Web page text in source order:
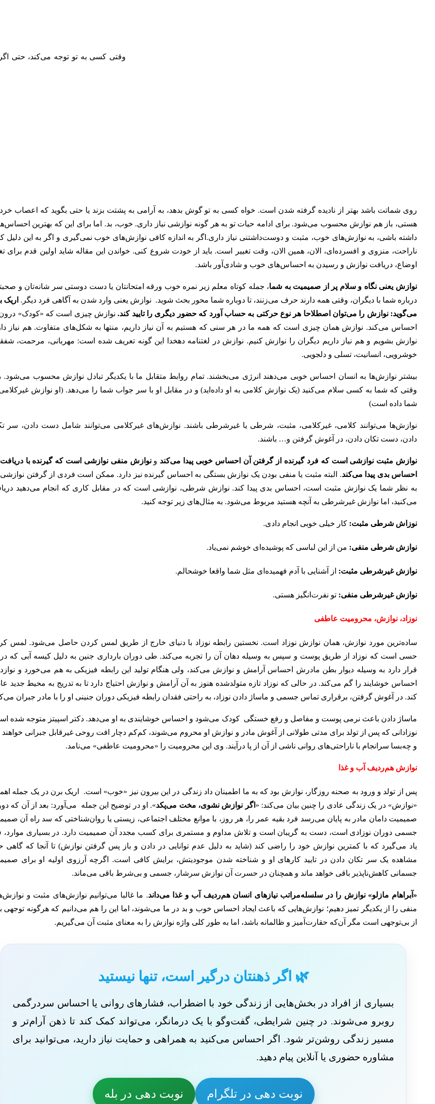
وقتی کسی به تو توجه می‌کند، حتی اگر
روی شماتت باشد بهتر از نادیده گرفته شدن است. خواه کسی به تو گوش بدهد، به آرامی به پشتت بزند یا حتی بگوید که اعصاب
هستی، باز هم نوازش محسوب می‌شود. برای ادامه حیات تو به هر گونه نوازشی نیاز داری. خوب، بد. اما برای این که بهترین احساس‌ها
داشته باشی، به نوازش‌های خوب، مثبت و دوست‌داشتنی نیاز داری.اگر به اندازه کافی نوازش‌های خوب نمی‌گیری و اگر به این دلیل
ناراحت، منزوی و افسرده‌ای، الان، همین الان، وقت تغییر است. باید از خودت شروع کنی. خواندن این مقاله شاید اولین قدم برای
اوضاع، دریافت نوازش و رسیدن به احساس‌های خوب و شادی‌آور باشد.
نوازش یعنی نگاه و سلام پر از صمیمیت به شما، جمله کوتاه معلم زیر نمره خوب ورقه امتحانتان یا دست دوستی سر شانه‌تان و
درباره شما با دیگران، وقتی همه دارند حرف می‌زنند، تا دوباره شما محور بحث شوید. نوازش یعنی وارد شدن به آگاهی‌ فرد دیگر. اریک
می‌گوید: نوازش را می‌توان اصطلاحا هر نوع حرکتی به حساب آورد که حضور دیگری را تایید کند.نوازش چیزی است که «کودک»
احساس می‌کند. نوازش همان چیزی است که همه ما در هر سنی که هستیم به آن نیاز داریم، منتها به شکل‌های متفاوت. هم نیاز
نوازش بشویم و هم نیاز داریم دیگران را نوازش کنیم. نوازش در لغتنامه دهخدا این گونه تعریف شده است: مهربانی، مرحمت،
خوشرویی، انسانیت، تسلی و دلجویی.
بیشتر نوازش‌ها به انسان احساس خوبی می‌دهند انرژی می‌بخشند. تمام روابط متقابل ما با یکدیگر تبادل نوازش محسوب می‌شود.
وقتی که شما به کسی سلام می‌کنید (یک نوازش کلامی به او داده‌اید)‌ و در مقابل او با سر جواب شما را می‌دهد. (او نوازش
شما داده است)‌
نوازش‌ها می‌توانند کلامی، غیرکلامی، مثبت، شرطی یا غیرشرطی باشند. نوازش‌های غیرکلامی می‌توانند شامل دست دادن، سر
دادن، دست تکان دادن، در آغوش گرفتن و… باشند.
نوازش مثبت نوازشی است که فرد گیرنده از گرفتن آن احساس خوبی پیدا می‌کند ونوازش منفی نوازشی است که گیرنده با
احساس بدی پیدا می‌کند. البته مثبت یا منفی بودن یک نوازش بستگی به احساس گیرنده نیز دارد. ممکن است فردی از گرفتن
به نظر شما یک نوازش مثبت است، احساس بدی پیدا کند. نوازش شرطی، نوازشی است که در مقابل کاری که انجام می‌دهید
می‌کنید، اما نوازش غیرشرطی به آنچه هستید مربوط می‌شود. به مثال‌های زیر توجه کنید.
نوزاش شرطی مثبت: کار خیلی خوبی انجام دادی.
نوازش شرطی منفی: من از این لباسی که پوشیده‌ای خوشم نمی‌یاد.
نوازش غیرشرطی مثبت: از آشنایی با آدم فهمیده‌ای مثل شما واقعا خوشحالم.
نوازش غیرشرطی منفی: تو نفرت‌انگیز هستی.
نوزاد، نوازش، محرومیت عاطفی‌
ساده‌ترین مورد نوازش، همان نوازش نوزاد است. نخستین رابطه نوزاد با دنیای خارج از طریق لمس کردن حاصل می‌شود. لمس
حسی است که نوزاد از طریق پوست و سپس به وسیله دهان آن را تجربه می‌کند. طی دوران بارداری جنین به دلیل کیسه آبی که
قرار دارد به وسیله دیوار بطن مادرش احساس آرامش و نوازش می‌کند، ولی هنگام تولید این رابطه فیزیکی به هم می‌خورد و
احساس خوشایند را گم می‌کند. در حالی که نوزاد تازه متولدشده هنوز به آن آرامش و نوازش احتیاج دارد تا به تدریج به محیط جدید
کند. در آغوش گرفتن، برقراری تماس جسمی و ماساژ دادن نوزاد، به راحتی فقدان رابطه فیزیکی دوران جنینی او را با مادر جبران
ماساژ دادن باعث نرمی پوست و مفاصل و رفع خستگی کودک می‌شود و احساس خوشایندی به او می‌دهد. دکتر اسپیتز‌ متوجه شده
نوزادانی که پس از تولد برای مدتی طولانی از آغوش مادر و نوازش او محروم می‌شوند، کم‌کم دچار افت روحی غیرقابل جبرانی
و چه‌بسا سرانجام با ناراحتی‌های روانی ناشی از آن از پا درآیند. وی این محرومیت را «محرومیت عاطفی» می‌نامد.
نوازش هم‌ردیف آب و غذا
پس از تولد و ورود به صحنه روزگار، نوازش بود که به ما اطمینان داد زندگی در این بیرون نیز «خوب» است. اریک برن در یک جمله
«نوازش» در یک زندگی عادی را چنین بیان می‌کند: « اگر نوازش نشوی، مخت می‌پکد». او در توضیح این جمله می‌آورد: بعد از آن که
صمیمیت دامان مادر به پایان می‌رسد فرد بقیه عمر را، هر روز، با موانع مختلف اجتماعی،‌ زیستی یا روان‌شناختی که سد راه آن
جسمی دوران نوزادی است، دست به گریبان است و تلاش مداوم و مستمری برای کسب مجدد آن صمیمیت دارد. در بسیاری موارد،
یاد می‌گیرد که با کمترین نوازش خود را راضی کند (شاید به دلیل عدم توانایی در دادن و باز‌ پس گرفتن نوازش)‌ تا آنجا که گاهی
مشاهده یک سر تکان دادن در تایید کارهای او و شناخته شدن موجودیتش، برایش کافی است. اگرچه آرزوی اولیه او برای
جسمانی کاهش‌ناپذیر باقی‌‌ خواهد ماند و همچنان در حسرت آن نوازش سرشار، جسمی و بی‌شرط باقی‌ می‌‌ماند.
«آبراهام مازلو» نوازش را در سلسله‌مراتب نیازهای انسان هم‌ردیف آب و غذا می‌داند. ما غالبا می‌‌توانیم نوازش‌های مثبت و
منفی را از یکدیگر تمیز دهیم؛ نوازش‌هایی که باعث ایجاد احساس خوب و بد در ما می‌شوند، اما این را هم می‌دانیم که هرگونه توجهی
از بی‌توجهی است مگر آن‌که حقارت‌آمیز و ظالمانه باشد، اما به طور کلی واژه نوازش را به معنای مثبت آن می‌گیریم.
🌿 اگر ذهنتان درگیر است، تنها نیستید
بسیاری از افراد در بخش‌هایی از زندگی خود با اضطراب، فشارهای روانی یا احساس سردرگمی
روبرو می‌شوند. در چنین شرایطی، گفت‌وگو با یک درمانگر، می‌تواند کمک کند تا ذهن آرام‌تر و
مسیر زندگی روشن‌تر شود. اگر احساس می‌کنید به همراهی و حمایت نیاز دارید، می‌توانید برای
مشاوره حضوری یا آنلاین پیام دهید.
نوبت دهی در تلگرام نوبت دهی در بله